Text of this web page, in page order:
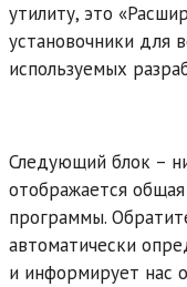
утилиту, это
установочники для
используемых
Следующий блок –
отображается
программы.
автоматически
и информирует нас